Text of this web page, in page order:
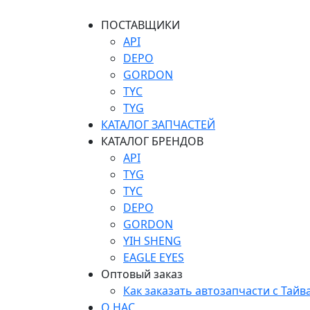
ПОСТАВЩИКИ
API
DEPO
GORDON
TYC
TYG
КАТАЛОГ ЗАПЧАСТЕЙ
КАТАЛОГ БРЕНДОВ
API
TYG
TYC
DEPO
GORDON
YIH SHENG
EAGLE EYES
Оптовый заказ
Как заказать автозапчасти с